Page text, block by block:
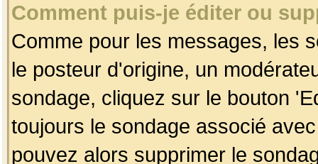
Comment puis-je éditer ou
Comme pour les messages, les
le posteur d'origine, un
sondage, cliquez sur le bouton
toujours le sondage associé
pouvez alors supprimer le